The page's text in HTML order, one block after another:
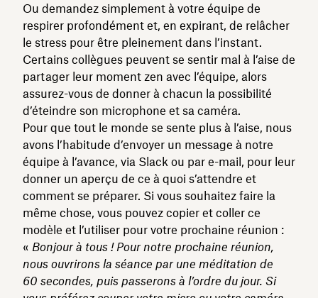
Ou demandez simplement à votre équipe de
respirer profondément et, en expirant, de relâcher
le stress pour être pleinement dans l’instant.
Certains collègues peuvent se sentir mal à l’aise de
partager leur moment zen avec l’équipe, alors
assurez-vous de donner à chacun la possibilité
d’éteindre son microphone et sa caméra.
Pour que tout le monde se sente plus à l’aise, nous
avons l’habitude d’envoyer un message à notre
équipe à l’avance, via Slack ou par e-mail, pour leur
donner un aperçu de ce à quoi s’attendre et
comment se préparer. Si vous souhaitez faire la
même chose, vous pouvez copier et coller ce
modèle et l’utiliser pour votre prochaine réunion :
« Bonjour à tous ! Pour notre prochaine réunion,
nous ouvrirons la séance par une méditation de
60 secondes, puis passerons à l’ordre du jour. Si